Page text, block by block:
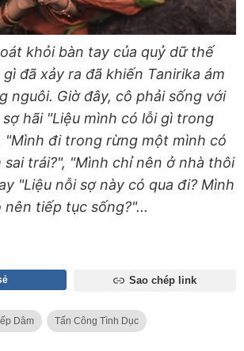
khỏi bàn tay của quỷ dữ thế
đã xảy ra đã khiến Tanirika ám
nguôi. Giờ đây, cô phải sống với
hãi "Liệu mình có lỗi gì trong
"Mình đi trong rừng một mình có
sai trái?", "Mình chỉ nên ở nhà thôi
"Liệu nỗi sợ này có qua đi? Mình
nên tiếp tục sống?"...
Sao chép link
Dâm Tấn Công Tình Dục